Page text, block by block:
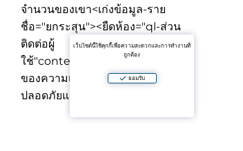
จำนวนของเขา<เก่งข้อมูล-ราย
ชื่อ="ยกระสุน"><ยืดห้อง="ql-ส่วน
ติดต่อผู้
ใช้"contenteditable="ผิด">
ของความเป็นส่วนตัวและความ
ปลอดภัยและ lt;/เสื>
เว็บไซต์นี้ใช้คุกกี้เพื่อความสะดวกและการทำงานที่
ถูกต้อง
ยอมรับ